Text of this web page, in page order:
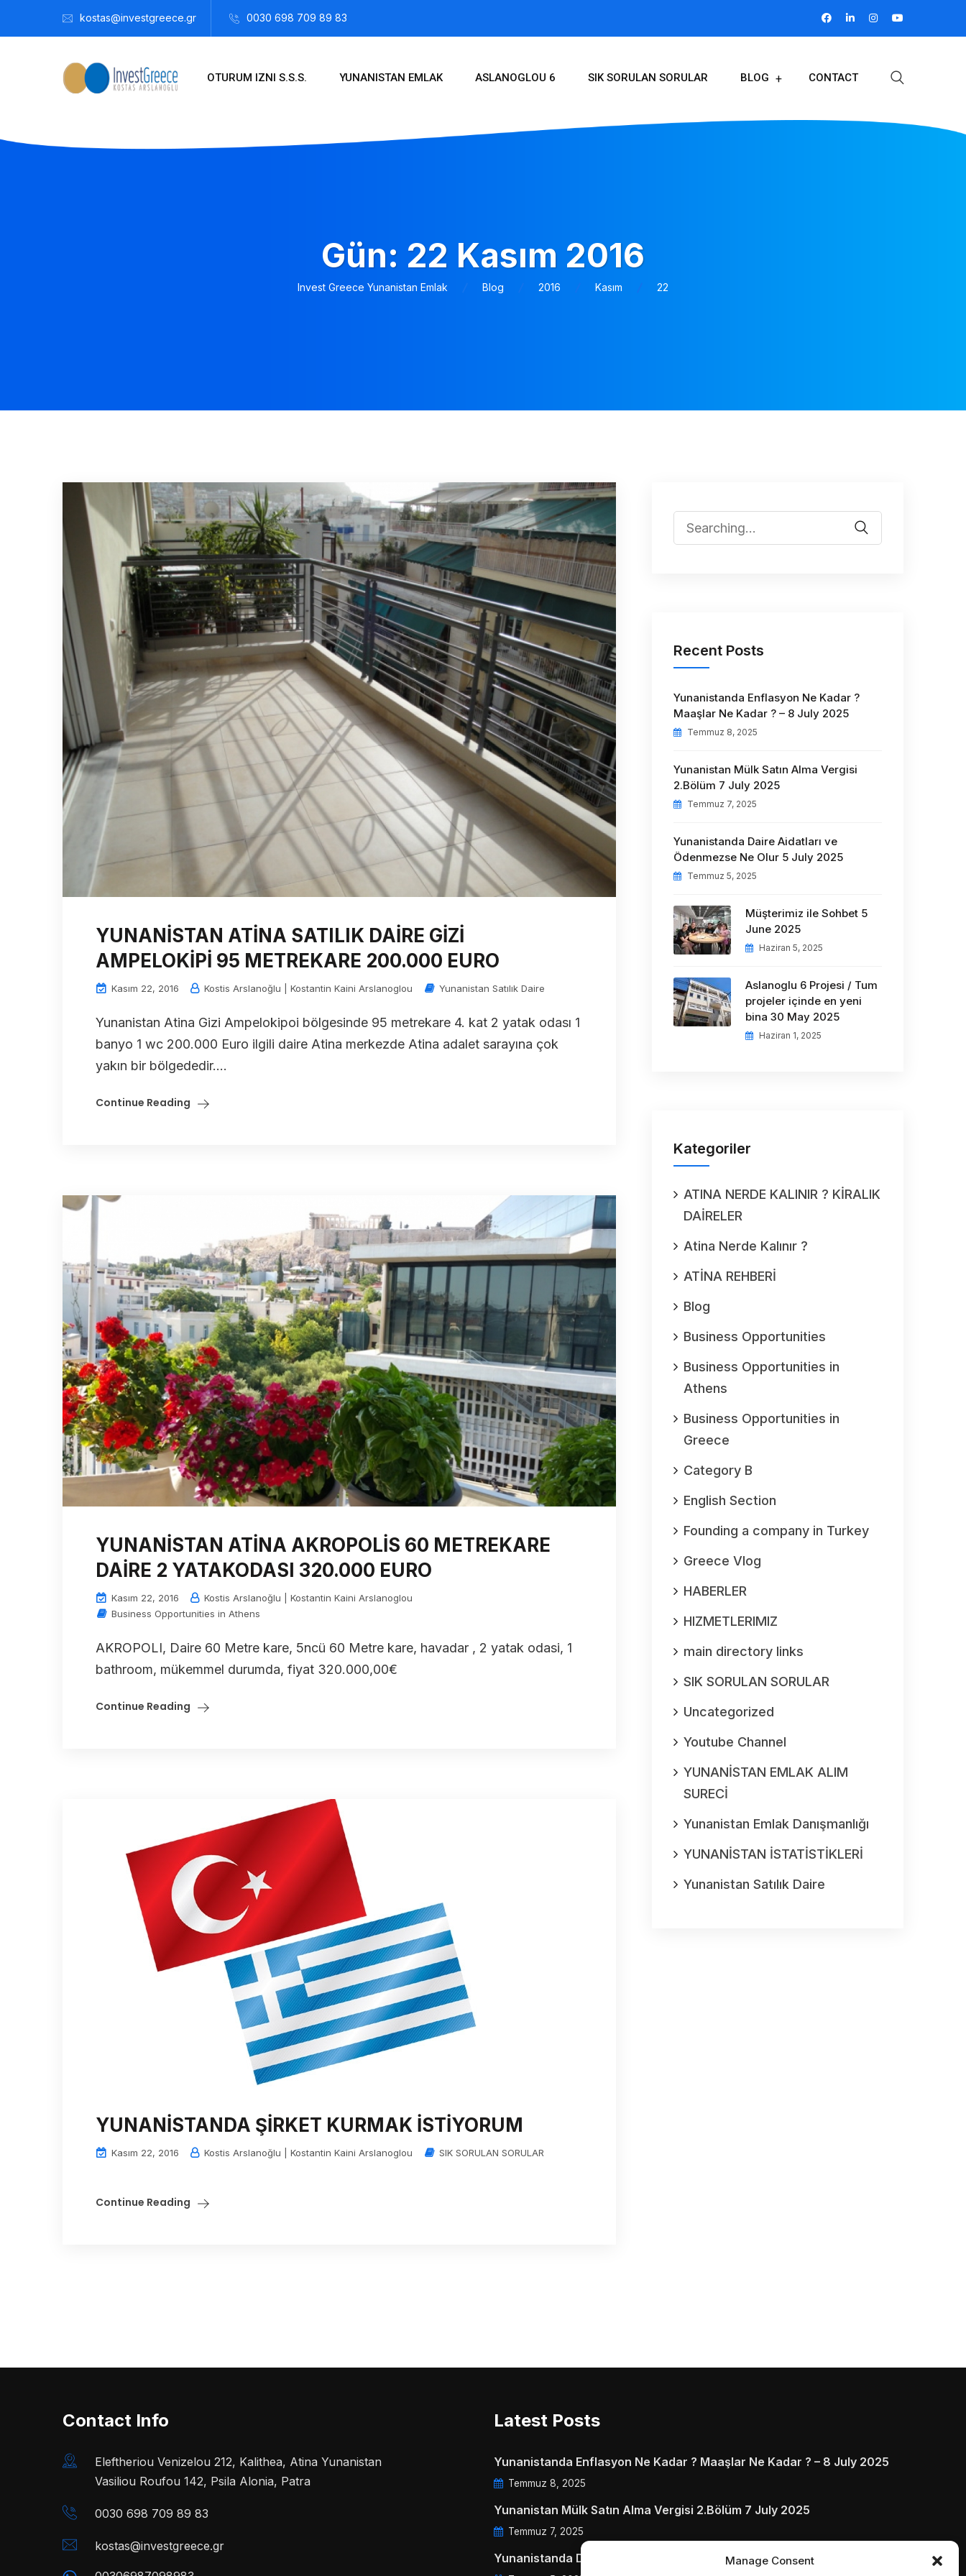
Manage Consent
kostas@investgreece.gr 0030 698 709 89 83
OTURUM IZNI S.S.S. YUNANISTAN EMLAK ASLANOGLOU 6 SIK SORULAN SORULAR BLOG CONTACT
Gün: 22 Kasım 2016
Invest Greece Yunanistan Emlak Blog 2016 Kasım 22
YUNANİSTAN ATİNA SATILIK DAİRE GİZİ
AMPELOKİPİ 95 METREKARE 200.000 EURO
Kasım 22, 2016 Kostis Arslanoğlu | Kostantin Kaini Arslanoglou Yunanistan Satılık Daire
Yunanistan Atina Gizi Ampelokipoi bölgesinde 95 metrekare 4. kat 2 yatak odası 1
banyo 1 wc 200.000 Euro ilgili daire Atina merkezde Atina adalet sarayına çok
yakın bir bölgededir....
Continue Reading
YUNANİSTAN ATİNA AKROPOLİS 60 METREKARE
DAİRE 2 YATAKODASI 320.000 EURO
Kasım 22, 2016
Kostis Arslanoğlu | Kostantin Kaini Arslanoglou
Business Opportunities in Athens
AKROPOLI, Daire 60 Metre kare, 5ncü 60 Metre kare, havadar , 2 yatak odasi, 1
bathroom, mükemmel durumda, fiyat 320.000,00€
Continue Reading
YUNANİSTANDA ŞİRKET KURMAK İSTİYORUM
Kasım 22, 2016 Kostis Arslanoğlu | Kostantin Kaini Arslanoglou SIK SORULAN SORULAR
Continue Reading
Recent Posts
Yunanistanda Enflasyon Ne Kadar ?
Maaşlar Ne Kadar ? – 8 July 2025
Temmuz 8, 2025
Yunanistan Mülk Satın Alma Vergisi
2.Bölüm 7 July 2025
Temmuz 7, 2025
Yunanistanda Daire Aidatları ve
Ödenmezse Ne Olur 5 July 2025
Temmuz 5, 2025
Müşterimiz ile Sohbet 5
June 2025
Haziran 5, 2025
Aslanoglu 6 Projesi / Tum
projeler içinde en yeni
bina 30 May 2025
Haziran 1, 2025
Kategoriler
ATINA NERDE KALINIR ? KİRALIK
DAİRELER
Atina Nerde Kalınır ?
ATİNA REHBERİ
Blog
Business Opportunities
Business Opportunities in
Athens
Business Opportunities in
Greece
Category B
English Section
Founding a company in Turkey
Greece Vlog
HABERLER
HIZMETLERIMIZ
main directory links
SIK SORULAN SORULAR
Uncategorized
Youtube Channel
YUNANİSTAN EMLAK ALIM
SURECİ
Yunanistan Emlak Danışmanlığı
YUNANİSTAN İSTATİSTİKLERİ
Yunanistan Satılık Daire
Contact Info
Eleftheriou Venizelou 212, Kalithea, Atina Yunanistan
Vasiliou Roufou 142, Psila Alonia, Patra
0030 698 709 89 83
kostas@investgreece.gr
Latest Posts
Yunanistanda Enflasyon Ne Kadar ? Maaşlar Ne Kadar ? – 8 July 2025
Temmuz 8, 2025
Yunanistan Mülk Satın Alma Vergisi 2.Bölüm 7 July 2025
Temmuz 7, 2025
Yunanistanda Daire Aidatları ve Ödenmezse Ne Olur 5 July 2025